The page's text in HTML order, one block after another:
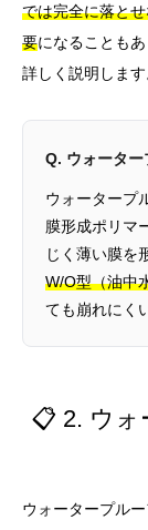
では完全に落と
要になることも
詳しく説明します
Q. ウォーター
ウォータープ
膜形成ポリマ
じく薄い膜を
W/O型（油中
ても崩れにく
📋 2. ウォ
ウォータープル